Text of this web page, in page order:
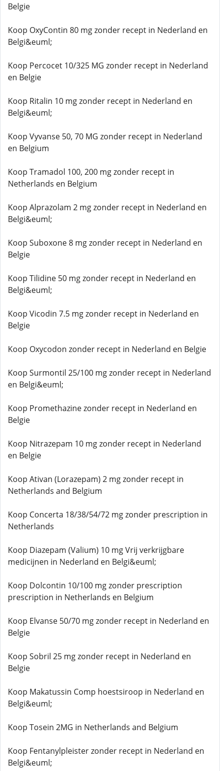
Belgie
Koop OxyContin 80 mg zonder recept in Nederland en
Belgi&euml;
Koop Percocet 10/325 MG zonder recept in Nederland
en Belgie
Koop Ritalin 10 mg zonder recept in Nederland en
Belgi&euml;
Koop Vyvanse 50, 70 MG zonder recept in Nederland
en Belgium
Koop Tramadol 100, 200 mg zonder recept in
Netherlands en Belgium
Koop Alprazolam 2 mg zonder recept in Nederland en
Belgi&euml;
Koop Suboxone 8 mg zonder recept in Nederland en
Belgie
Koop Tilidine 50 mg zonder recept in Nederland en
Belgi&euml;
Koop Vicodin 7.5 mg zonder recept in Nederland en
Belgie
Koop Oxycodon zonder recept in Nederland en Belgie
Koop Surmontil 25/100 mg zonder recept in Nederland
en Belgi&euml;
Koop Promethazine zonder recept in Nederland en
Belgie
Koop Nitrazepam 10 mg zonder recept in Nederland
en Belgie
Koop Ativan (Lorazepam) 2 mg zonder recept in
Netherlands and Belgium
Koop Concerta 18/38/54/72 mg zonder prescription in
Netherlands
Koop Diazepam (Valium) 10 mg Vrij verkrijgbare
medicijnen in Nederland en Belgi&euml;
Koop Dolcontin 10/100 mg zonder prescription
prescription in Netherlands en Belgium
Koop Elvanse 50/70 mg zonder recept in Nederland en
Belgie
Koop Sobril 25 mg zonder recept in Nederland en
Belgie
Koop Makatussin Comp hoestsiroop in Nederland en
Belgi&euml;
Koop Tosein 2MG in Netherlands and Belgium
Koop Fentanylpleister zonder recept in Nederland en
Belgi&euml;